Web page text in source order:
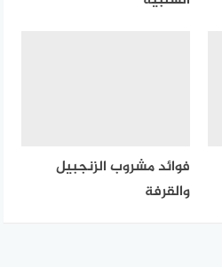
فوائد مشروب الزنجبيل
والقرفة